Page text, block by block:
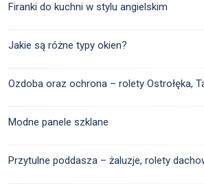
Firanki do kuchni w stylu angielskim
Jakie są różne typy okien?
Ozdoba oraz ochrona – rolety Ostrołęka,
Modne panele szklane
Przytulne poddasza – żaluzje, rolety